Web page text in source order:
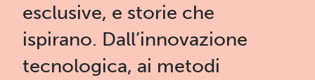
esclusive, e storie che
ispirano. Dall’innovazione
tecnologica, ai metodi